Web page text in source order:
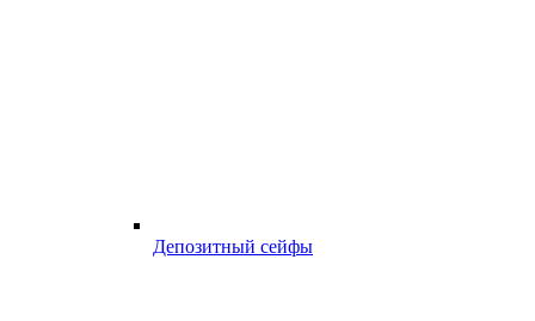
Депозитный сейфы